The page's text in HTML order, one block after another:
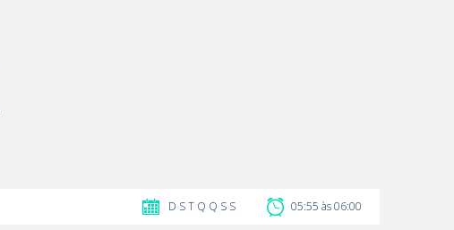
D ST Q Q S S 05:55 às 06:00